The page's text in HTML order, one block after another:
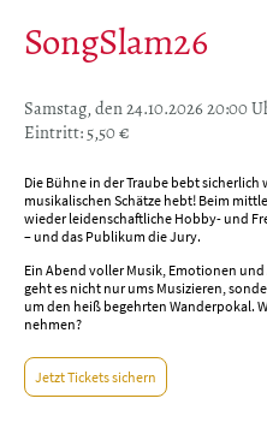
SongSlam26
Samstag, den 24.10.2026 20:00
Eintritt: 5,50 €
Die Bühne in der Traube bebt
musikalischen Schätze hebt! Beim
wieder leidenschaftliche Hobby- und
– und das Publikum die Jury.
Ein Abend voller Musik, Emotionen
geht es nicht nur ums Musizieren,
um den heiß begehrten Wanderpokal.
nehmen?
Jetzt Tickets sichern